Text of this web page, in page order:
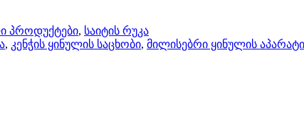
პროდუქტები, საიტის რუკა
, კენჭის ყინულის საცხობი, მილისებრი ყინულის